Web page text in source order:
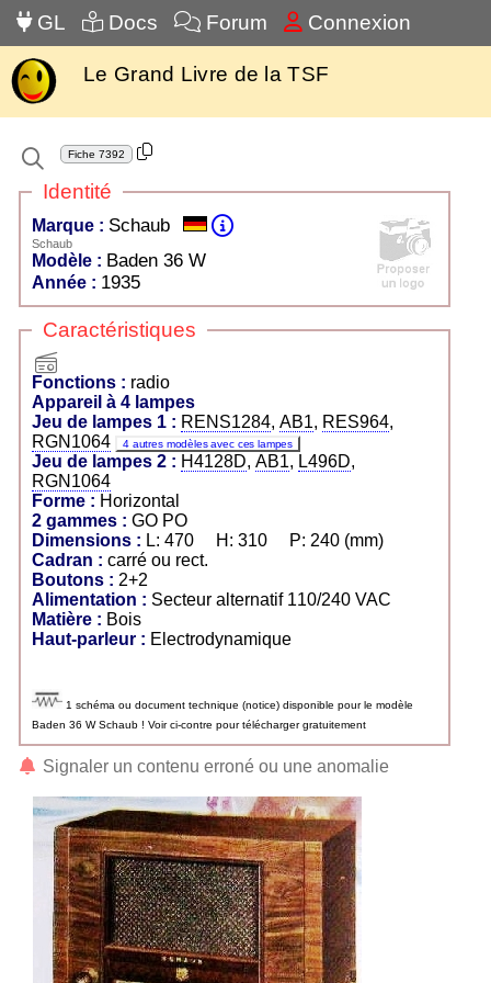
GL Docs Forum Connexion
Le Grand Livre de la TSF
Fiche 7392
Identité
Marque : Schaub
Schaub
Modèle : Baden 36 W
Année : 1935
Caractéristiques
Fonctions : radio
Appareil à 4 lampes
Jeu de lampes 1 : RENS1284, AB1, RES964,
RGN1064
4 autres modèles avec ces lampes
Jeu de lampes 2 : H4128D, AB1, L496D,
RGN1064
Forme : Horizontal
2 gammes :
GO PO
Dimensions : L: 470 H: 310 P: 240 (mm)
Cadran : carré ou rect.
Boutons : 2+2
Alimentation : Secteur alternatif 110/240 VAC
Matière : Bois
Haut-parleur : Electrodynamique
1 schéma ou document technique (notice) disponible pour le modèle
Baden 36 W Schaub ! Voir ci-contre pour télécharger gratuitement
Signaler un contenu erroné ou une anomalie